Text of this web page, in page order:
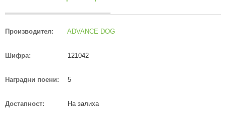
Производител: ADVANCE DOG
Шифра: 121042
Наградни поени: 5
Достапност: На залиха